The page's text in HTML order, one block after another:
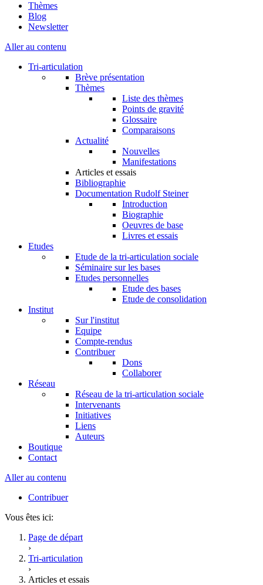
Thèmes
Blog
Newsletter
Aller au contenu
Tri-articulation
Brève présentation
Thèmes
Liste des thèmes
Points de gravité
Glossaire
Comparaisons
Actualité
Nouvelles
Manifestations
Articles et essais
Bibliographie
Documentation Rudolf Steiner
Introduction
Biographie
Oeuvres de base
Livres et essais
Etudes
Etude de la tri-articulation sociale
Séminaire sur les bases
Etudes personnelles
Etude des bases
Etude de consolidation
Institut
Sur l'institut
Equipe
Compte-rendus
Contribuer
Dons
Collaborer
Réseau
Réseau de la tri-articulation sociale
Intervenants
Initiatives
Liens
Auteurs
Boutique
Contact
Aller au contenu
Contribuer
Vous êtes ici:
Page de départ
›
Tri-articulation
›
Articles et essais